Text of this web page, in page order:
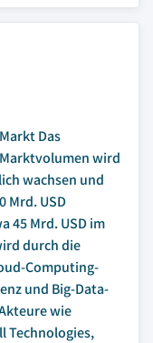
Das
wird
wachsen und
Mrd. USD
45 Mrd. USD im
durch die
Computing-
und Big-Data-
wie
Technologies,